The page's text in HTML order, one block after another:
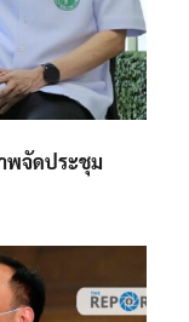
พจัดประชุม